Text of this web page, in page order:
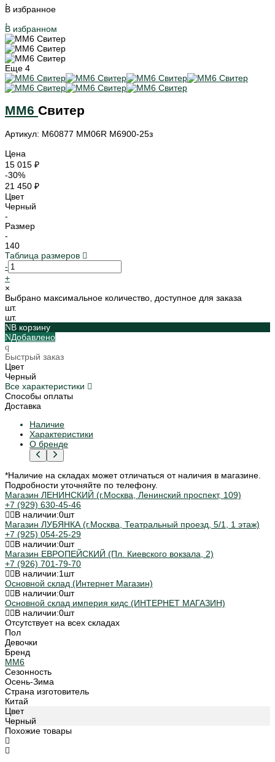
В избранное
В избранном
Еще 4
MM6 Свитер
Артикул: M60877 MM06R M6900-25з
Цена
15 015 ₽
-30%
21 450 ₽
Цвет
Черный
-
Размер
-
140
Таблица размеров
-
+
×
Выбрано максимальное количество, доступное для заказа
шт.
шт.
В корзину
Добавлено
Быстрый заказ
Цвет
Черный
Все характеристики
Способы оплаты
Доставка
Наличие
Характеристики
О бренде
*Наличие на складах может отличаться от наличия в магазине.
Подробности уточняйте по телефону.
Магазин ЛЕНИНСКИЙ (г.Москва, Ленинский проспект, 109)
+7 (929) 630-45-46
В наличии:0шт
Магазин ЛУБЯНКА (г.Москва, Театральный проезд, 5/1, 1 этаж)
+7 (925) 054-25-29
В наличии:0шт
Магазин ЕВРОПЕЙСКИЙ (Пл. Киевского вокзала, 2)
+7 (926) 701-79-70
В наличии:1 шт
Основной склад (Интернет Магазин)
В наличии:0шт
Основной склад империя кидс (ИНТЕРНЕТ МАГАЗИН)
В наличии:0шт
Отсутствует на всех складах
Пол
Девочки
Бренд
MM6
Сезонность
Осень-Зима
Страна изготовитель
Китай
Цвет
Черный
Похожие товары